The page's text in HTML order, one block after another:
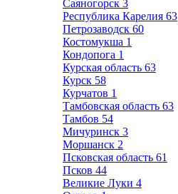
Саяногорск 3
Республика Карелия 63
Петрозаводск 60
Костомукша 1
Кондопога 1
Курская область 63
Курск 58
Курчатов 1
Тамбовская область 63
Тамбов 54
Мичуринск 3
Моршанск 2
Псковская область 61
Псков 44
Великие Луки 4